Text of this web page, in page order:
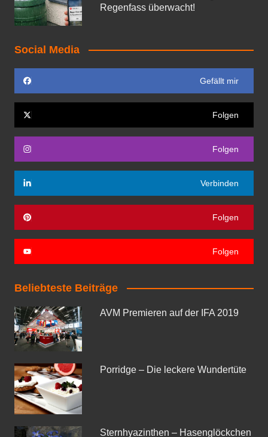
Regenfass überwacht!
Social Media
Gefällt mir
Folgen
Folgen
Verbinden
Folgen
Folgen
Beliebteste Beiträge
AVM Premieren auf der IFA 2019
Porridge – Die leckere Wundertüte
Sternhyazinthen – Hasenglöckchen